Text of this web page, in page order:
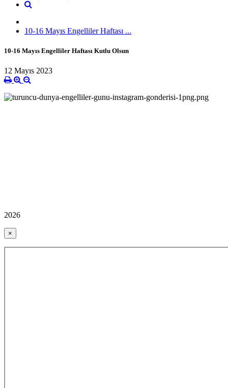
10-16 Mayıs Engelliler Haftası ...
10-16 Mayıs Engelliler Haftası Kutlu Olsun
12 Mayıs 2023
2026
×